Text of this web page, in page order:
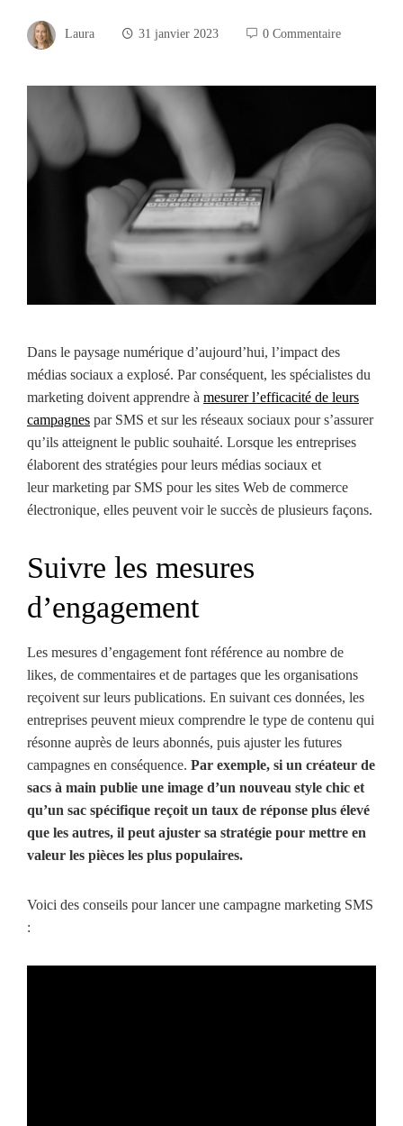
Laura 31 janvier 2023 0 Commentaire
Dans le paysage numérique d’aujourd’hui, l’impact des
médias sociaux a explosé. Par conséquent, les spécialistes du
marketing doivent apprendre à mesurer l’efficacité de leurs
campagnes par SMS et sur les réseaux sociaux pour s’assurer
qu’ils atteignent le public souhaité. Lorsque les entreprises
élaborent des stratégies pour leurs médias sociaux et
leur marketing par SMS pour les sites Web de commerce
électronique, elles peuvent voir le succès de plusieurs façons.
Suivre les mesures
d’engagement
Les mesures d’engagement font référence au nombre de
likes, de commentaires et de partages que les organisations
reçoivent sur leurs publications. En suivant ces données, les
entreprises peuvent mieux comprendre le type de contenu qui
résonne auprès de leurs abonnés, puis ajuster les futures
campagnes en conséquence. Par exemple, si un créateur de
sacs à main publie une image d’un nouveau style chic et
qu’un sac spécifique reçoit un taux de réponse plus élevé
que les autres, il peut ajuster sa stratégie pour mettre en
valeur les pièces les plus populaires.
Voici des conseils pour lancer une campagne marketing SMS
: